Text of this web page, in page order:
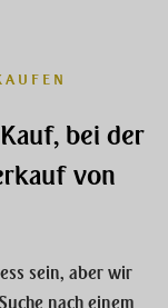
bei der
von
sein, aber wir
nach einem